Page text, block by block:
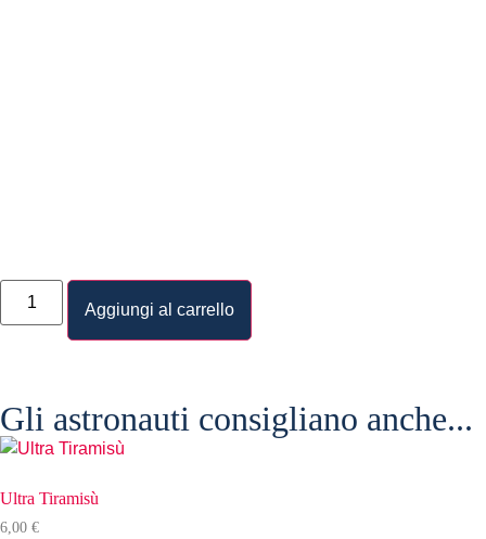
Aggiungi al carrello
Gli astronauti consigliano anche...
Ultra Tiramisù
6,00 €